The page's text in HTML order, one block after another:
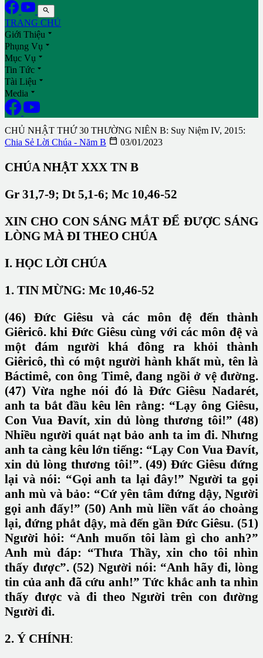

TRANG CHỦ
Giới Thiệu 
Phụng Vụ 
Mục Vụ 
Tin Tức 
Tài Liệu 
Media 
CHỦ NHẬT THỨ 30 THƯỜNG NIÊN B: Suy Niệm IV, 2015:
Chia Sẻ Lời Chúa - Năm B  03/01/2023
CHÚA NHẬT XXX TN B
Gr 31,7-9; Dt 5,1-6; Mc 10,46-52
XIN CHO CON SÁNG MẮT ĐỂ ĐƯỢC SÁNG
LÒNG MÀ ĐI THEO CHÚA
I. HỌC LỜI CHÚA
1. TIN MỪNG: Mc 10,46-52
(46) Đức Giêsu và các môn đệ đến thành
Giêricô. khi Đức Giêsu cùng với các môn đệ và
một đám người khá đông ra khỏi thành
Giêricô, thì có một người hành khất mù, tên là
Báctimê, con ông Timê, đang ngồi ở vệ đường.
(47) Vừa nghe nói đó là Đức Giêsu Nadarét,
anh ta bắt đầu kêu lên rằng: “Lạy ông Giêsu,
Con Vua Đavít, xin dủ lòng thương tôi!” (48)
Nhiều người quát nạt bảo anh ta im đi. Nhưng
anh ta càng kêu lớn tiếng: “Lạy Con Vua Đavít,
xin dủ lòng thương tôi!”. (49) Đức Giêsu đứng
lại và nói: “Gọi anh ta lại đây!” Người ta gọi
anh mù và bảo: “Cứ yên tâm đứng dậy, Người
gọi anh đấy!” (50) Anh mù liền vất áo choàng
lại, đứng phắt dậy, mà đến gần Đức Giêsu. (51)
Người hỏi: “Anh muốn tôi làm gì cho anh?”
Anh mù đáp: “Thưa Thầy, xin cho tôi nhìn
thấy được”. (52) Người nói: “Anh hãy đi, lòng
tin của anh đã cứu anh!” Tức khắc anh ta nhìn
thấy được và đi theo Người trên con đường
Người đi.
2. Ý CHÍNH: